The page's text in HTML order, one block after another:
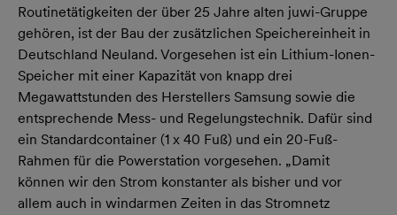
Routinetätigkeiten der über 25 Jahre alten juwi-Gruppe
gehören, ist der Bau der zusätzlichen Speichereinheit in
Deutschland Neuland. Vorgesehen ist ein Lithium-Ionen-
Speicher mit einer Kapazität von knapp drei
Megawattstunden des Herstellers Samsung sowie die
entsprechende Mess- und Regelungstechnik. Dafür sind
ein Standardcontainer (1 x 40 Fuß) und ein 20-Fuß-
Rahmen für die Powerstation vorgesehen. „Damit
können wir den Strom konstanter als bisher und vor
allem auch in windarmen Zeiten in das Stromnetz